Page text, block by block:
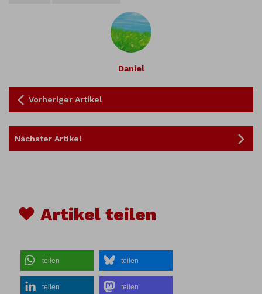
Daniel
Vorheriger Artikel
Nächster Artikel
♥ Artikel teilen
teilen teilen
teilen teilen